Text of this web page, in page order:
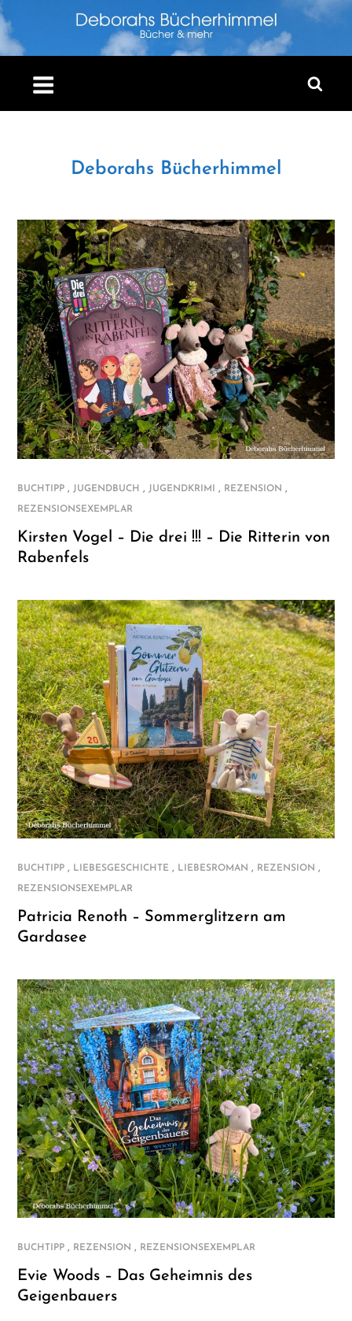
Skip
to
content
Deborahs Bücherhimmel
BUCHTIPP , JUGENDBUCH , JUGENDKRIMI , REZENSION ,
REZENSIONSEXEMPLAR
Kirsten Vogel – Die drei !!! – Die Ritterin von
Rabenfels
BUCHTIPP , LIEBESGESCHICHTE , LIEBESROMAN , REZENSION ,
REZENSIONSEXEMPLAR
Patricia Renoth – Sommerglitzern am
Gardasee
BUCHTIPP , REZENSION , REZENSIONSEXEMPLAR
Evie Woods – Das Geheimnis des
Geigenbauers